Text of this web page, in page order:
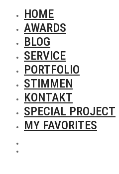
HOME
AWARDS
BLOG
SERVICE
PORTFOLIO
STIMMEN
KONTAKT
SPECIAL PROJECT
MY FAVORITES